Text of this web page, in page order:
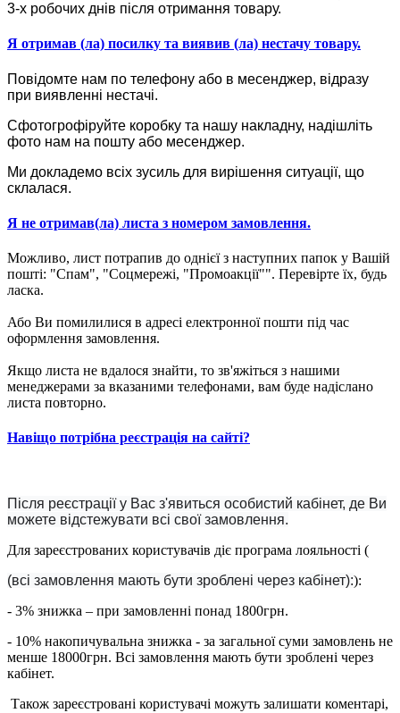
3-х робочих днів після отримання товару.
Я отримав (ла) посилку та виявив (ла) нестачу товару.
Повідомте нам по телефону або в месенджер, відразу
при виявленні нестачі.
Сфотогрофіруйте коробку та нашу накладну, надішліть
фото нам на пошту або месенджер.
Ми докладемо всіх зусиль для вирішення ситуації, що
склалася.
Я не отримав(ла) листа з номером замовлення.
Можливо, лист потрапив до однієї з наступних папок у Вашій
пошті: "Спам", "Соцмережі, "Промоакції"". Перевірте їх, будь
ласка.
Або Ви помилилися в адресі електронної пошти під час
оформлення замовлення.
Якщо листа не вдалося знайти, то зв'яжіться з нашими
менеджерами за вказаними телефонами, вам буде надіслано
листа повторно.
Навіщо потрібна реєстрація на сайті?
Після реєстрації у Вас з'явиться особистий кабінет, де Ви
можете відстежувати всі свої замовлення.
Для зареєстрованих користувачів діє програма лояльності (
(всі замовлення мають бути зроблені через кабінет):):
- 3% знижка – при замовленні понад 1800грн.
- 10% накопичувальна знижка - за загальної суми замовлень не
менше 18000грн. Всі замовлення мають бути зроблені через
кабінет.
Також зареєстровані користувачі можуть залишати коментарі,